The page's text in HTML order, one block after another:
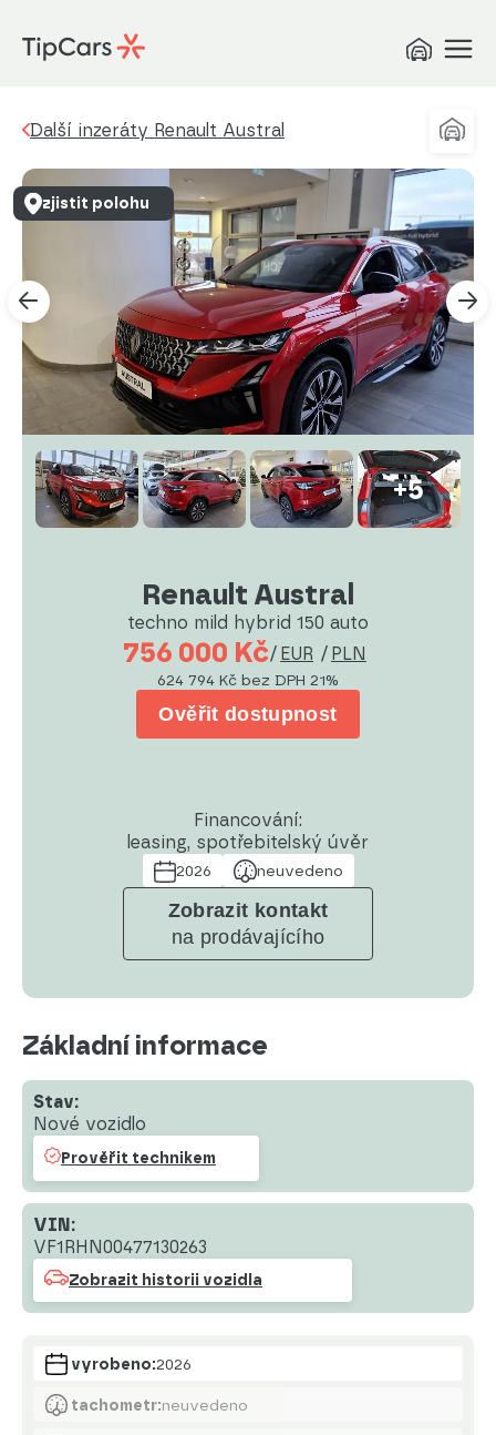
Další inzeráty Renault Austral
+5
Renault Austral
techno mild hybrid 150 auto
756 000 Kč/ EUR / PLN
624 794 Kč bez DPH 21%
Ověřit dostupnost
Financování:
leasing, spotřebitelský úvěr
2026 neuvedeno
Zobrazit kontakt
na prodávajícího
zjistit polohu
Základní informace
Stav:
Nové vozidlo
Prověřit technikem
VIN:
VF1RHN00477130263
Zobrazit historii vozidla
vyrobeno:2026
tachometr:neuvedeno